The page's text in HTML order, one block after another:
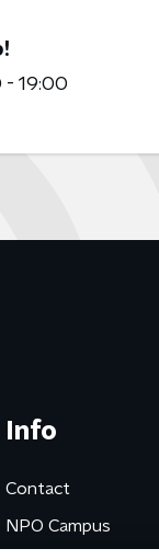
- 19:00
Info
Contact
NPO Campus